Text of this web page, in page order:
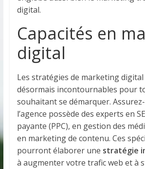
digital.
Capacités en
digital
Les stratégies de marketing
désormais incontournables pour
souhaitant se démarquer.
l’agence possède des experts en
payante (PPC), en gestion des
en marketing de contenu. Ces
pourront élaborer une stratégie
à augmenter votre trafic web et à